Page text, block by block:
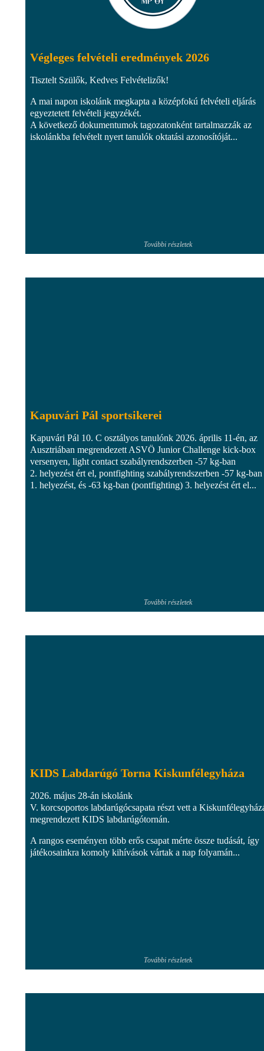
Végleges felvételi eredmények 2026
Tisztelt Szülők, Kedves Felvételizők!
A mai napon iskolánk megkapta a középfokú felvételi eljárás
egyeztetett felvételi jegyzékét.
A következő dokumentumok tagozatonként tartalmazzák az
iskolánkba felvételt nyert tanulók oktatási azonosítóját...
További részletek
Kapuvári Pál sportsikerei
Kapuvári Pál 10. C osztályos tanulónk 2026. április 11-én, az
Ausztriában megrendezett ASVÖ Junior Challenge kick-box
versenyen, light contact szabályrendszerben -57 kg-ban
2. helyezést ért el, pontfighting szabályrendszerben -57 kg-ban
1. helyezést, és -63 kg-ban (pontfighting) 3. helyezést ért el...
További részletek
KIDS Labdarúgó Torna Kiskunfélegyháza
2026. május 28-án iskolánk
V. korcsoportos labdarúgócsapata részt vett a
megrendezett KIDS labdarúgótornán.
A rangos eseményen több erős csapat mérte össze tudását, így
játékosainkra komoly kihívások vártak a nap folyamán...
További részletek